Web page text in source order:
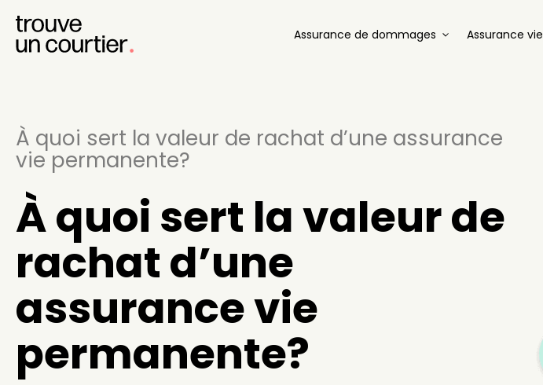
Assurance de dommages Assurance vie
À quoi sert la valeur de rachat d’une assurance
vie permanente?
À quoi sert la valeur de
rachat d’une
assurance vie
permanente?